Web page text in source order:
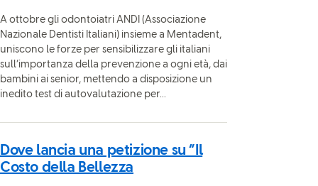
A ottobre gli odontoiatri ANDI (Associazione
Nazionale Dentisti Italiani) insieme a Mentadent,
uniscono le forze per sensibilizzare gli italiani
sull’importanza della prevenzione a ogni età, dai
bambini ai senior, mettendo a disposizione un
inedito test di autovalutazione per...
Dove lancia una petizione su “Il
Costo della Bellezza